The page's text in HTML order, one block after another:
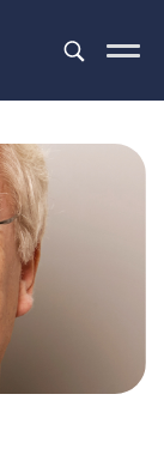
Dit is een
Er zijn